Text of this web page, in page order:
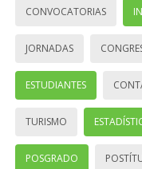
CONVOCATORIAS
JORNADAS
ESTUDIANTES
TURISMO
POSGRADO